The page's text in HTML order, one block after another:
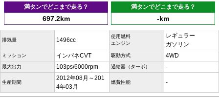
満タンでどこまで走る？
697.2km
満タンでどこまで走る？
-km
排気量 1496cc
使用燃料
エンジン
レギュラー
ガソリン
ミッション インパネCVT 駆動方式 4WD
最大出力 103ps/6000rpm 過給器（ターボ） -
生産期間
2012年08月～201
4年03月
燃費性能 -